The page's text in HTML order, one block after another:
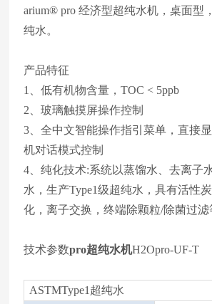
arium® pro 经济型超纯水机，桌面型
纯水。
产品特征
1、低有机物含量，TOC < 5ppb
2、玻璃触摸屏操作控制
3、全中文智能操作指引菜单，直接
机对话模式控制
4、纯化技术:系统以蒸馏水、去离子
水，生产Type1级超纯水，具有活性
化，离子交换，终端除颗粒/除菌过
技术参数pro超纯水机H2Opro-UF-T
ASTMType1超纯水